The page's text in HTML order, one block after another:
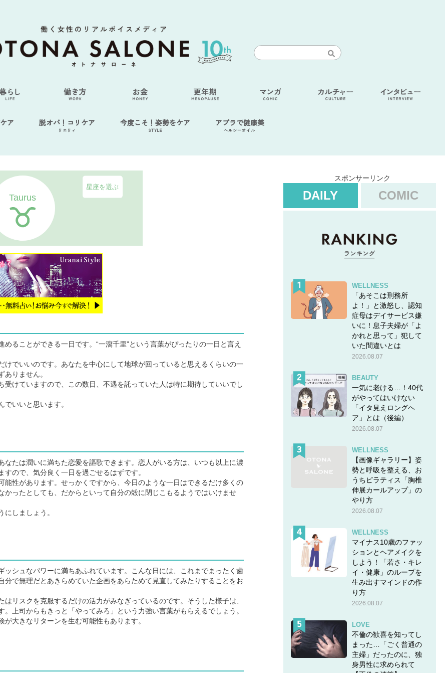
ア 脱オバ！コリケア
リエリィ
今度こそ！姿勢をケア
STYLE
アブラで健康美
ヘルシーオイル
Taurus
星座を選ぶ
ることができる一日です。“一瀉千里”という言葉がぴったりの一日と言え
でいいのです。あなたを中心にして地球が回っていると思えるくらいの一
りません。
けていますので、この数日、不遇を託っていた人は特に期待していいでし
いいと思います。
たは潤いに満ちた恋愛を謳歌できます。恋人がいる方は、いつも以上に濃
ので、気分良く一日を過ごせるはずです。
性があります。せっかくですから、今日のような一日はできるだけ多くの
ったとしても、だからといって自分の殻に閉じこもるようではいけませ
しましょう。
シュなパワーに満ちあふれています。こんな日には、これまでまったく歯
で無理だとあきらめていた企画をあらためて見直してみたりすることをお
リスクを克服するだけの活力がみなぎっているのです。そうした様子は、
上司からもきっと「やってみろ」という力強い言葉がもらえるでしょう。
大きなリターンを生む可能性もあります。
スポンサーリンク
DAILY COMIC
WELLNESS
「あそこは刑務所
よ！」と激怒し、認知
症母はデイサービス嫌
いに！息子夫婦が「よ
かれと思って」犯して
いた間違いとは
2026.08.07
BEAUTY
一気に老ける…！40代
がやってはいけない
「イタ見えロングヘ
ア」とは（後編）
2026.08.07
WELLNESS
【画像ギャラリー】姿
勢と呼吸を整える、お
うちピラティス「胸椎
伸展カールアップ」の
やり方
2026.08.07
WELLNESS
マイナス10歳のファッ
ションとヘアメイクを
しよう！「若さ・キレ
イ・健康」のループを
生み出すマインドの作
り方
2026.08.07
LOVE
不倫の歓喜を知ってし
まった…「ごく普通の
主婦」だったのに、独
身男性に求められて